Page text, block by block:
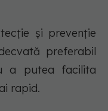
și prevenție
preferabil
a putea facilita
rapid.